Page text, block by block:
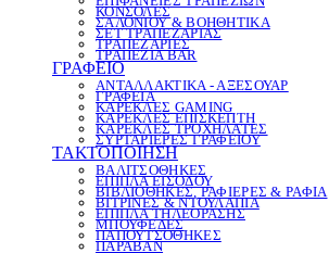
ΚΟΝΣΟΛΕΣ
ΣΑΛΟΝΙΟΥ & ΒΟΗΘΗΤΙΚΑ
ΣΕΤ ΤΡΑΠΕΖΑΡΙΑΣ
ΤΡΑΠΕΖΑΡΙΕΣ
ΤΡΑΠΕΖΙΑ BAR
ΓΡΑΦΕΙΟ
ΑΝΤΑΛΛΑΚΤΙΚΑ - ΑΞΕΣΟΥΑΡ
ΓΡΑΦΕΙΑ
ΚΑΡΕΚΛΕΣ GAMING
ΚΑΡΕΚΛΕΣ ΕΠΙΣΚΕΠΤΗ
ΚΑΡΕΚΛΕΣ ΤΡΟΧΗΛΑΤΕΣ
ΣΥΡΤΑΡΙΕΡΕΣ ΓΡΑΦΕΙΟΥ
ΤΑΚΤΟΠΟΙΗΣΗ
ΒΑΛΙΤΣΟΘΗΚΕΣ
ΕΠΙΠΛΑ ΕΙΣΟΔΟΥ
ΒΙΒΛΙΟΘΗΚΕΣ, ΡΑΦΙΕΡΕΣ & ΡΑΦΙΑ
ΒΙΤΡΙΝΕΣ & ΝΤΟΥΛΑΠΙΑ
ΕΠΙΠΛΑ ΤΗΛΕΟΡΑΣΗΣ
ΜΠΟΥΦΕΔΕΣ
ΠΑΠΟΥΤΣΟΘΗΚΕΣ
ΠΑΡΑΒΑΝ